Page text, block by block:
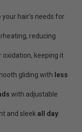
hair’s needs for
reducing
oxidation, keeping it
gliding with less
with adjustable
and sleek all day